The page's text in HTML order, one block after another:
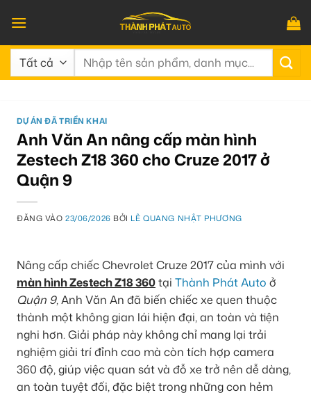
qua
nội
dung
Tìm
DỰ ÁN ĐÃ TRIỂN KHAI
Anh Văn An nâng cấp màn hình
Zestech Z18 360 cho Cruze 2017 ở
Quận 9
ĐĂNG VÀO23/06/2026 BỞI LÊ QUANG NHẬT PHƯƠNG
Nâng cấp chiếc Chevrolet Cruze 2017 của mình với
màn hình Zestech Z18 360tại Thành Phát Auto ở
Quận 9, Anh Văn An đã biến chiếc xe quen thuộc
thành một không gian lái hiện đại, an toàn và tiện
nghi hơn. Giải pháp này không chỉ mang lại trải
nghiệm giải trí đỉnh cao mà còn tích hợp camera
360 độ, giúp việc quan sát và đỗ xe trở nên dễ dàng,
an toàn tuyệt đối, đặc biệt trong những con hẻm